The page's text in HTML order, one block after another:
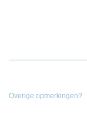
Overige opmerkingen?